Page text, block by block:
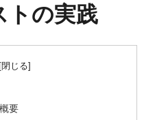
トの実践
要